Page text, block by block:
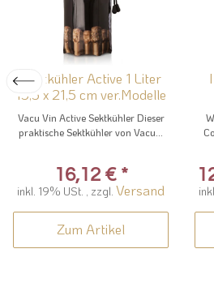
Sektkühler Active 1 Liter
15,5 x 21,5 cm ver.Modelle
Vacu Vin Active Sektkühler Dieser
praktische Sektkühler von Vacu...
16,12 € *
inkl. 19% USt. , zzgl. Versand
Zum Artikel